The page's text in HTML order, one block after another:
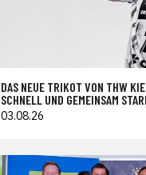
DAS NEUE TRIKOT VON THW
SCHNELL UND GEMEINSAM
03.08.26